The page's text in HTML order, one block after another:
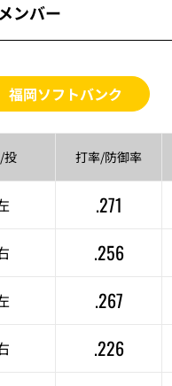
ンバー
福岡ソフトバンク
投 打率/防御率
.271
.256
.267
.226